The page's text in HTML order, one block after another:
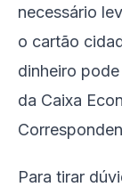
necessário
o cartão
dinheiro
da Caixa
Para tirar